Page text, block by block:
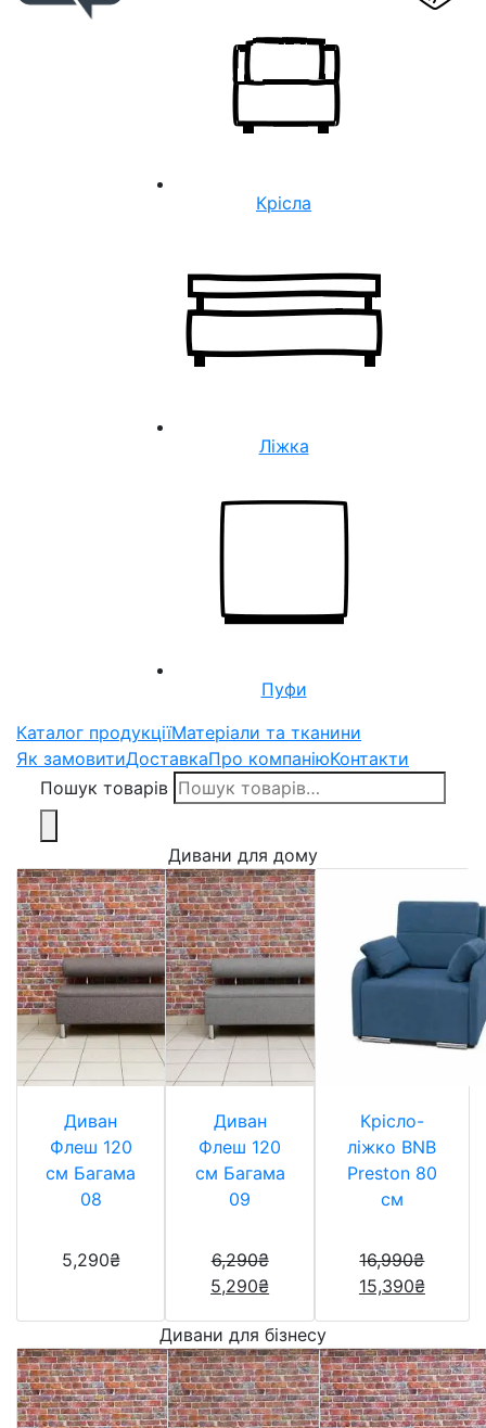
Крісла
Ліжка
Пуфи
Каталог продукціїМатеріали та тканини
Як замовитиДоставкаПро компаніюКонтакти
Пошук товарів
Дивани для дому
Диван
Флеш 120
см Багама
08
5,290₴
Диван
Флеш 120
см Багама
09
6,290₴
5,290₴
Крісло-
ліжко BNB
Preston 80
см
16,990₴
15,390₴
Дивани для бізнесу